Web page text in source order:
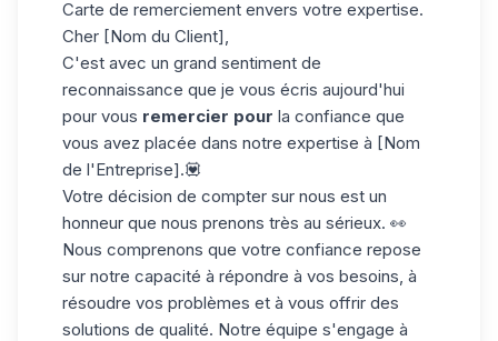
Carte de remerciement envers votre expertise.
Cher [Nom du Client],
C'est avec un grand sentiment de
reconnaissance que je vous écris aujourd'hui
pour vous remercier pour la confiance que
vous avez placée dans notre expertise à [Nom
de l'Entreprise].💟
Votre décision de compter sur nous est un
honneur que nous prenons très au sérieux. 👀
Nous comprenons que votre confiance repose
sur notre capacité à répondre à vos besoins, à
résoudre vos problèmes et à vous offrir des
solutions de qualité. Notre équipe s'engage à